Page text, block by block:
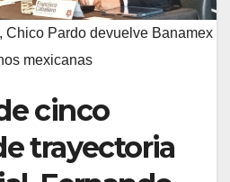
Chico Pardo devuelve Banamex
mexicanas
cinco
trayectoria